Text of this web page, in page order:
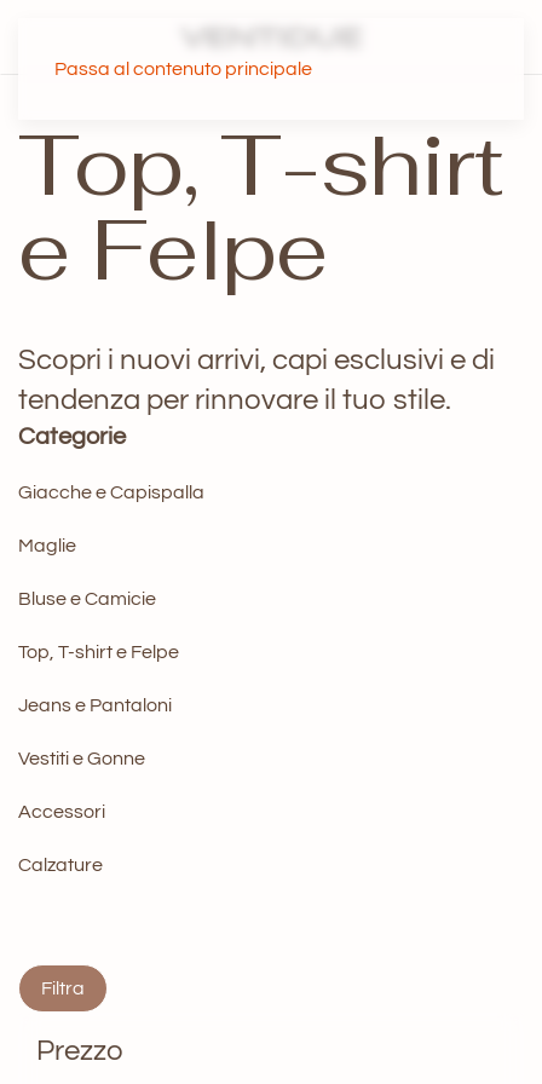
Passa al contenuto principale
Categorie
Giacche e Capispalla
Maglie
Bluse e Camicie
Top, T-shirt e Felpe
Jeans e Pantaloni
Vestiti e Gonne
Accessori
Calzature
Top, T-shirt
e Felpe
Scopri i nuovi arrivi, capi esclusivi e di
tendenza per rinnovare il tuo stile.
Filtra
Prezzo